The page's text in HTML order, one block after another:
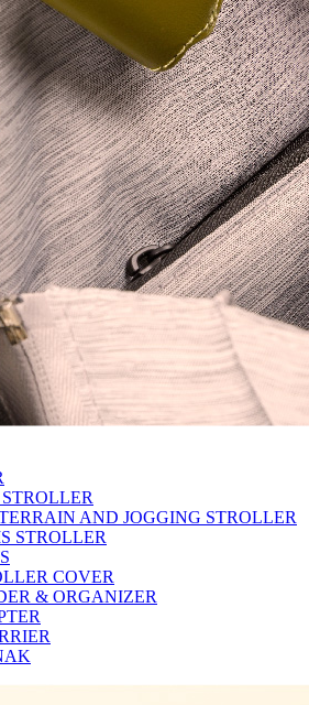
AND JOGGING STROLLER
STROLLER
COVER
& ORGANIZER